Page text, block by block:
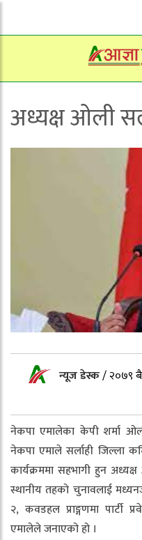
अध्यक्ष ओली
न्यूज डेस्क/२०७९
नेकपा एमालेका केपी शर्मा
नेकपा एमाले सर्लाही जिल्ला
कार्यक्रममा सहभागी हुन
स्थानीय तहको चुनावलाई
२, कवडहल प्राङ्गणमा पार्टी
एमालेले जनाएको हो ।